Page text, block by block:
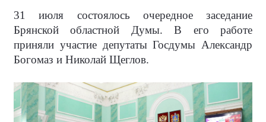
31 июля состоялось очередное заседание
Брянской областной Думы. В его работе
приняли участие депутаты Госдумы Александр
Богомаз и Николай Щеглов.